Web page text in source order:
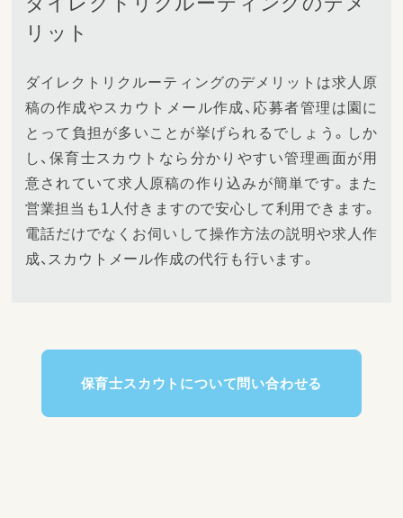
リット
ダイレクトリクルーティングのデメリットは求人原
稿の作成やスカウトメール作成、応募者管理は園に
とって負担が多いことが挙げられるでしょう。しか
し、保育士スカウトなら分かりやすい管理画面が用
意されていて求人原稿の作り込みが簡単です。また
営業担当も1人付きますので安心して利用できます。
電話だけでなくお伺いして操作方法の説明や求人作
成、スカウトメール作成の代行も行います。
保育士スカウトについて問い合わせる